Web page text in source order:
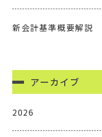
新会計基準概要解説
アーカイブ
2026